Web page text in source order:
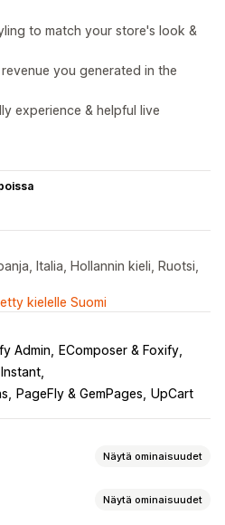
to match your store's look &
you generated in the
experience & helpful live
Italia, Hollannin kieli, Ruotsi,
kielelle Suomi
Admin
EComposer & Foxify
Instant
PageFly & GemPages UpCart
Näytä ominaisuudet
Näytä ominaisuudet